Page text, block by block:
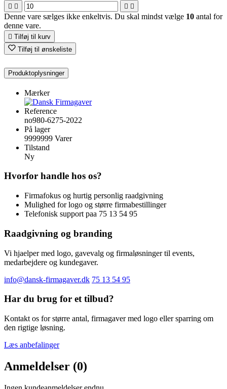
   
Denne vare sælges ikke enkeltvis. Du skal mindst vælge 10 antal for
denne vare.
 Tilføj til kurv
Tilføj til ønskeliste
Produktoplysninger
Mærker
Reference
no980-6275-2022
På lager
9999999 Varer
Tilstand
Ny
Hvorfor handle hos os?
Firmafokus og hurtig personlig raadgivning
Mulighed for logo og større firmabestillinger
Telefonisk support paa 75 13 54 95
Raadgivning og branding
Vi hjaelper med logo, gavevalg og firmaløsninger til events,
medarbejdere og kundegaver.
info@dansk-firmagaver.dk 75 13 54 95
Har du brug for et tilbud?
Kontakt os for større antal, firmagaver med logo eller sparring om
den rigtige løsning.
Læs anbefalinger
Anmeldelser (0)